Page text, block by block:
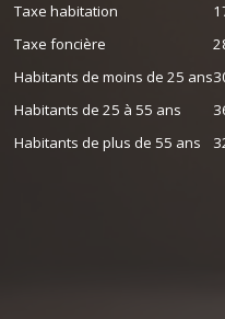
Taxe habitation
Taxe foncière
Habitants de moins de 25 ans
Habitants de 25 à 55 ans
Habitants de plus de 55 ans